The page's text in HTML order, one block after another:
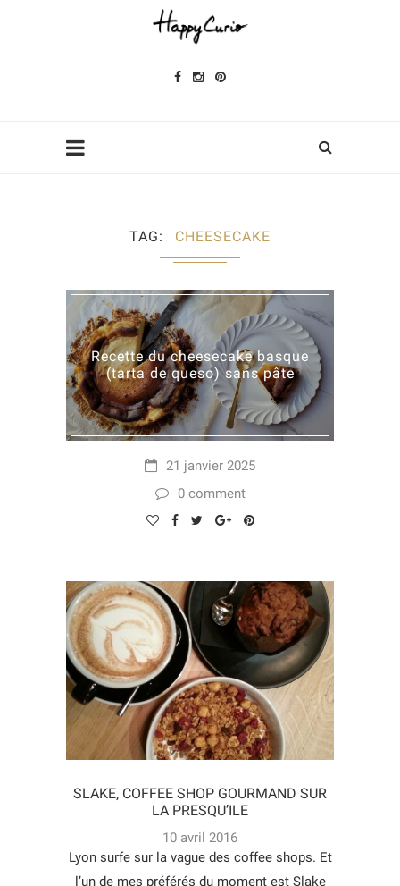
TAG CHEESECAKE
Recette du cheesecake basque
(tarta de queso) sans pâte
21 janvier 2025
0 comment
SLAKE, COFFEE SHOP GOURMAND SUR
LA PRESQU’ILE
10 avril 2016
Lyon surfe sur la vague des coffee shops. Et
l’un de mes préférés du moment est Slake